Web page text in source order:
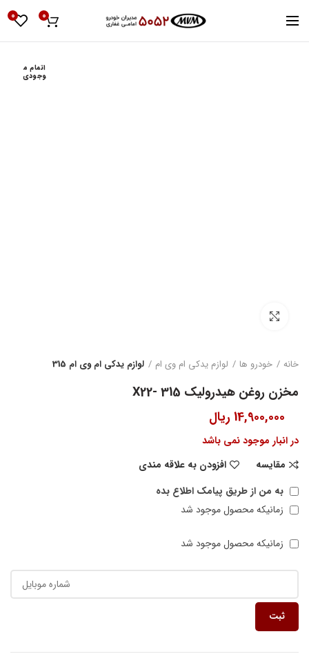
0
0
اتمام م
وجودی
خانه خودرو ها لوازم یدکی ام وی ام لوازم یدکی ام وی ام 315
مخزن روغن هیدرولیک 315 -X22
14,900,000 ریال
در انبار موجود نمی باشد
مقایسه
افزودن به علاقه مندی
به من از طریق پیامک اطلاع بده
زمانیکه محصول موجود شد
زمانیکه محصول موجود شد
ثبت